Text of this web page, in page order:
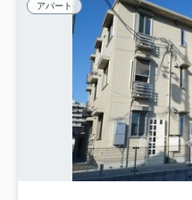
アパート